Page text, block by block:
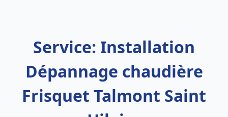
Service: Installation
Dépannage chaudière
Frisquet Talmont Saint